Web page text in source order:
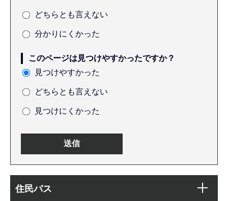
どちらとも言えない
分かりにくかった
このページは見つけやすかったですか？
見つけやすかった
どちらとも言えない
見つけにくかった
文
ブ
住民バス